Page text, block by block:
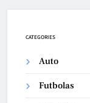
CATEGORIES
Auto
Futbolas